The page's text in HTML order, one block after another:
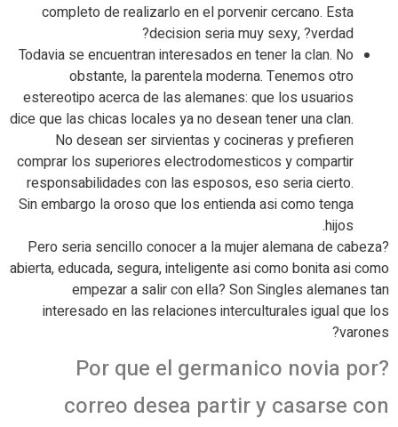
completo de realizarlo en el porvenir cercano. Esta
decision seri­a muy sexy, ?verdad?
Todavia se encuentran interesados en tener la clan. No
obstante, la parentela moderna. Tenemos otro
estereotipo acerca de las alemanes: que los usuarios
dice que las chicas locales ya no desean tener una clan.
No desean ser sirvientas y cocineras y prefieren
comprar los superiores electrodomesticos y compartir
responsabilidades con las esposos, eso seri­a cierto.
Sin embargo la oroso que los entienda asi­ como tenga
hijos.
?Pero seri­a sencillo conocer a la mujer alemana de cabeza
abierta, educada, segura, inteligente asi­ como bonita asi­ como
empezar a salir con ella? Son Singles alemanes tan
interesado en las relaciones interculturales igual que los
varones?
?Por que el germanico novia por
correo desea partir y casarse con